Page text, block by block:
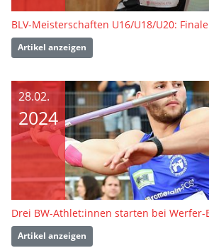
Artikel anzeigen
28.02.
2024
Artikel anzeigen